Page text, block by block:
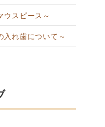
ウスピース～
入れ歯について～